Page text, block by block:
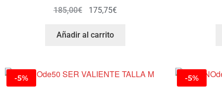
185,00€ 175,75€
Añadir al carrito
-5% -5%